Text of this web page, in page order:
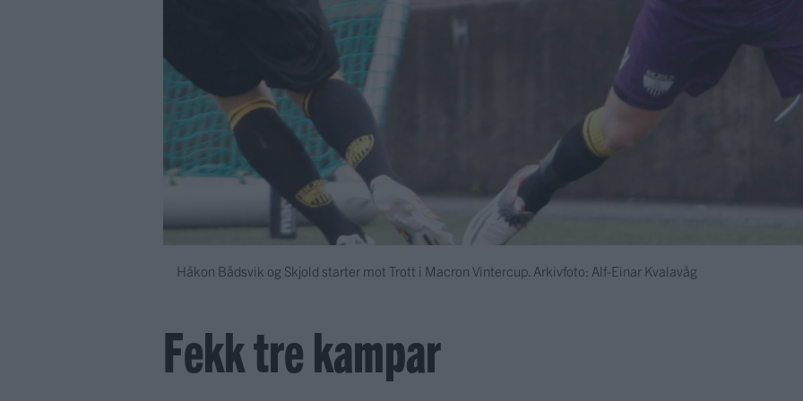
Håkon Bådsvik og Skjold starter mot Trott i Macron Vintercup. Arkivfoto: Alf-Einar Kvalavåg
Fekk tre kampar